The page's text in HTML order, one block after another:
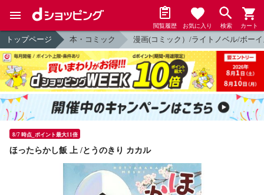
閲覧履歴 お気に入り 検索 カート
トップページ 本・コミック 漫画(コミック）/ライトノベル/ボー
8/7 時点_ポイント最大11倍
ほったらかし飯 上 /とうのきり カカル